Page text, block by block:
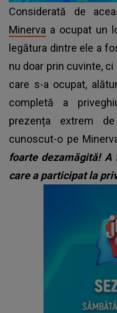
Considerată de
Minerva a ocupat un
legătura dintre ele a
nu doar prin cuvinte,
care s-a ocupat,
completă a
prezența extrem
cunoscut-o pe
foarte dezamăgită!
care a participat la